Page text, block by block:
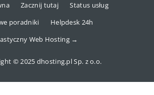
Zacznij tutaj
Status usług
poradniki
Helpdesk 24h
Web Hosting →
© 2025 dhosting.pl Sp. z o.o.